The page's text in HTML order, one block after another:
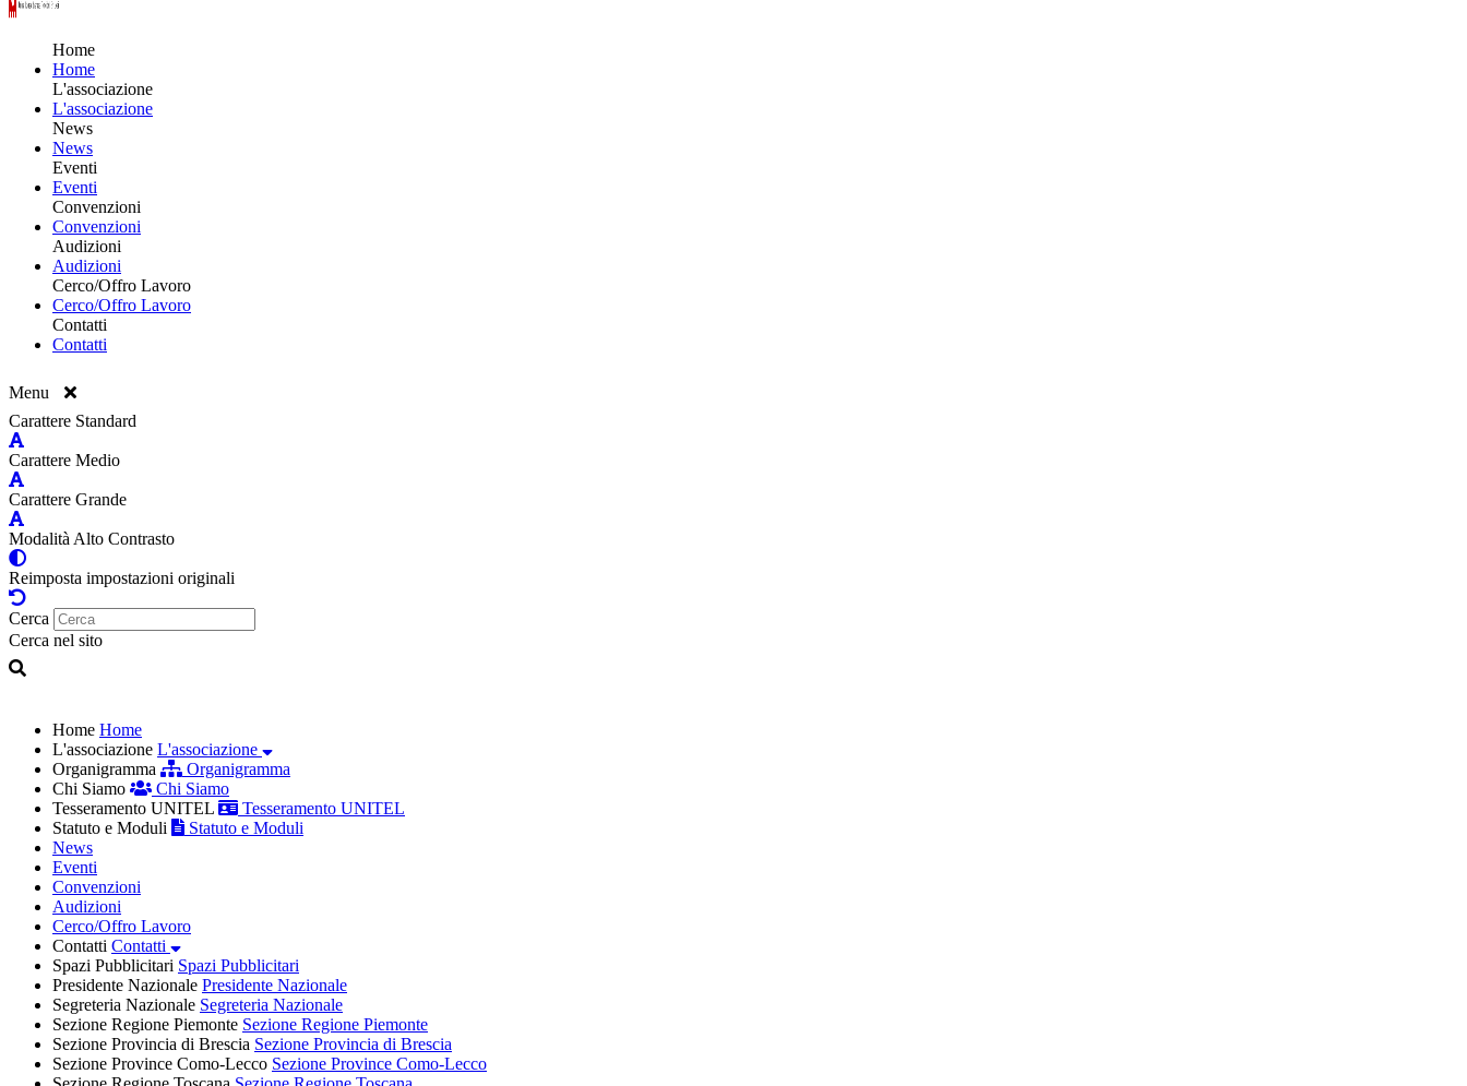
Home
Home
L'associazione
L'associazione
News
News
Eventi
Eventi
Convenzioni
Convenzioni
Audizioni
Audizioni
Cerco/Offro Lavoro
Cerco/Offro Lavoro
Contatti
Contatti
Menu
Carattere Standard
Carattere Medio
Carattere Grande
Modalità Alto Contrasto
Reimposta impostazioni originali
Cerca
Cerca nel sito
Home Home
L'associazione L'associazione
Organigramma
Organigramma
Chi Siamo
Chi Siamo
Tesseramento UNITEL
Tesseramento UNITEL
Statuto e Moduli
Statuto e Moduli
News
Eventi
Convenzioni
Audizioni
Cerco/Offro Lavoro
Contatti Contatti
Spazi Pubblicitari Spazi Pubblicitari
Presidente Nazionale Presidente Nazionale
Segreteria Nazionale Segreteria Nazionale
Sezione Regione Piemonte Sezione Regione Piemonte
Sezione Provincia di Brescia Sezione Provincia di Brescia
Sezione Province Como-Lecco Sezione Province Como-Lecco